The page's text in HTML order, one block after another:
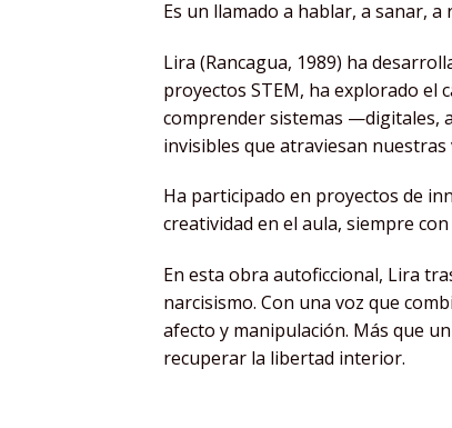
Es un llamado a hablar, a sanar,
Lira (Rancagua, 1989) ha
proyectos STEM, ha explorado el
comprender sistemas —digitales,
invisibles que atraviesan nuestras
Ha participado en proyectos de
creatividad en el aula, siempre
En esta obra autoficcional, Lira
narcisismo. Con una voz que
afecto y manipulación. Más que
recuperar la libertad interior.